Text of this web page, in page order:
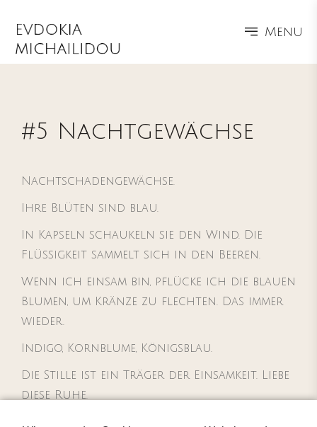
Menu
#5 Nachtgewächse
Nachtschadengewächse.
Ihre Blüten sind blau.
In Kapseln schaukeln sie den Wind. Die
Flüssigkeit sammelt sich in den Beeren.
Wenn ich einsam bin, pflücke ich die blauen
Blumen, um Kränze zu flechten. Das immer
wieder.
Indigo, Kornblume, Königsblau.
Die Stille ist ein Träger der Einsamkeit. Liebe
diese Ruhe.